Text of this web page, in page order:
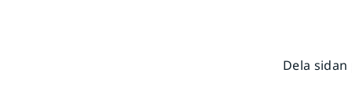
Dela sidan